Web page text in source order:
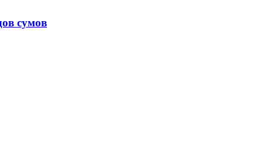
сумов